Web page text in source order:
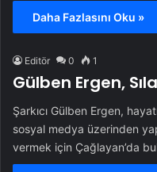
Daha Fazlasını Oku »
Editör 0 1
Gülben Ergen,
Şarkıcı Gülben Ergen,
sosyal medya üzerinden
vermek için Çağlayan’da